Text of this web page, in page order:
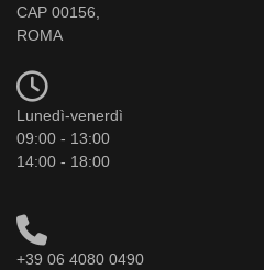
CAP 00156,
ROMA
Lunedì-venerdì
09:00 - 13:00
14:00 - 18:00
+39 06 4080 0490